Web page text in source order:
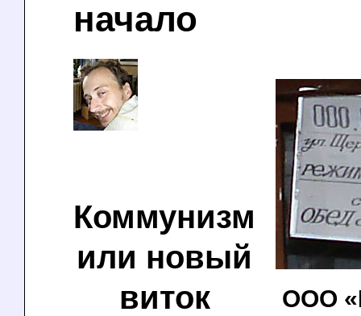
начало
ООО
Коммунизм
или новый
виток